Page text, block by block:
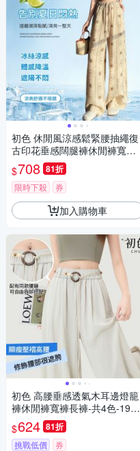
初色 休閒風涼感鬆緊腰抽繩復
古印花垂感闊腿褲休閒褲寬褲
長褲-卡其色-51698(M-XL可選)
$708 81折
限時下殺 券
加入購物車
初色 高腰垂感透氣木耳邊燈籠
褲休閒褲寬褲長褲-共4色-1947
4(M-2XL可選)
$624 81折
挑戰低價 券